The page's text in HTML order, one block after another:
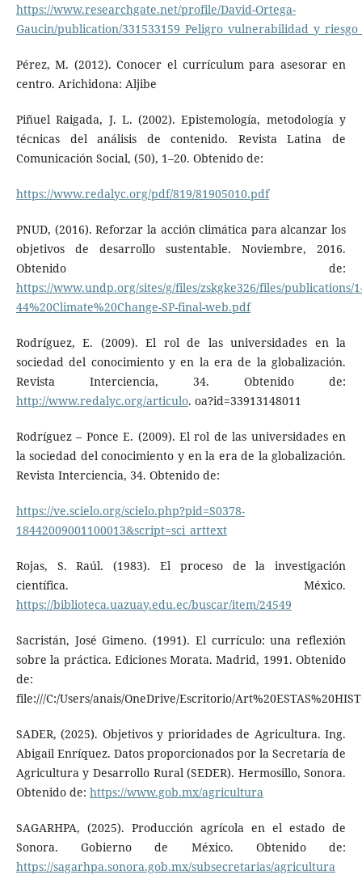
https://www.researchgate.net/profile/David-Ortega-
Gaucin/publication/
Pérez, M. (2012). Conocer el currículum para asesorar en
centro. Arichidona: Aljibe
Piñuel Raigada, J. L. (2002). Epistemología, metodología y
técnicas del análisis de contenido. Revista Latina de
Comunicación Social, (50), 1–20. Obtenido de:
https://www.redalyc.org/pdf/819/81905010.pdf
PNUD, (2016). Reforzar la acción climática para alcanzar los
objetivos de desarrollo sustentable. Noviembre, 2016.
Obtenido de:
https://www.undp.org/sites/g/files/zskgke326/files/publications/
44%20Climate%20Change-SP-final-web.pdf
Rodríguez, E. (2009). El rol de las universidades en la
sociedad del conocimiento y en la era de la globalización.
Revista Interciencia, 34. Obtenido de:
http://www.redalyc.org/articulo. oa?id=33913148011
Rodríguez – Ponce E. (2009). El rol de las universidades en
la sociedad del conocimiento y en la era de la globalización.
Revista Interciencia, 34. Obtenido de:
https://ve.scielo.org/scielo.php?pid=S0378-
18442009001100013&script=sci_arttext
Rojas, S. Raúl. (1983). El proceso de la investigación
científica. México.
https://biblioteca.uazuay.edu.ec/buscar/item/24549
Sacristán, José Gimeno. (1991). El currículo: una reflexión
sobre la práctica. Ediciones Morata. Madrid, 1991. Obtenido
de:
file:///C:/Users/anais/OneDrive/Escritorio/
SADER, (2025). Objetivos y prioridades de Agricultura. Ing.
Abigail Enríquez. Datos proporcionados por la Secretaría de
Agricultura y Desarrollo Rural (SEDER). Hermosillo, Sonora.
Obtenido de: https://www.gob.mx/agricultura
SAGARHPA, (2025). Producción agrícola en el estado de
Sonora. Gobierno de México. Obtenido de:
https://sagarhpa.sonora.gob.mx/subsecretarias/agricultura